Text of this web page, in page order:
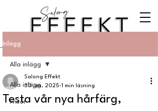
Inlägg
Alla inlägg
Frisör
Alla inlägg
Testa vår nya hårfärg,
Salong Effekt
30 jan. 2025 1 min läsning